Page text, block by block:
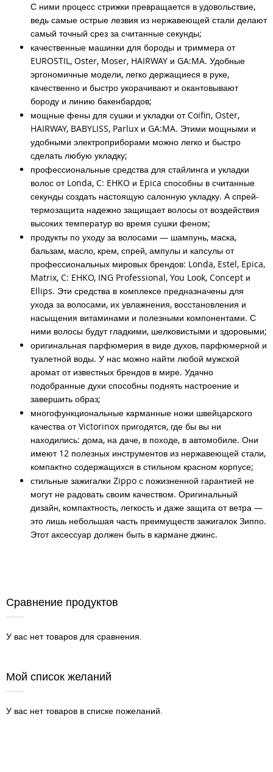
С ними процесс стрижки превращается в удовольствие,
ведь самые острые лезвия из нержавеющей стали делают
самый точный срез за считанные секунды;
качественные машинки для бороды и триммера от
EUROSTIL, Oster, Moser, HAIRWAY и GA:MA. Удобные
эргономичные модели, легко держащиеся в руке,
качественно и быстро укорачивают и окантовывают
бороду и линию бакенбардов;
мощные фены для сушки и укладки от Coifin, Oster,
HAIRWAY, BABYLISS, Parlux и GA:MA. Этими мощными и
удобными электроприборами можно легко и быстро
сделать любую укладку;
профессиональные средства для стайлинга и укладки
волос от Londa, C: EHKO и Epica способны в считанные
секунды создать настоящую салонную укладку. А спрей-
термозащита надежно защищает волосы от воздействия
высоких температур во время сушки феном;
продукты по уходу за волосами — шампунь, маска,
бальзам, масло, крем, спрей, ампулы и капсулы от
профессиональных мировых брендов: Londa, Estel, Epica,
Matrix, C: EHKO, ING Professional, You Look, Concept и
Ellips. Эти средства в комплексе предназначены для
ухода за волосами, их увлажнения, восстановления и
насыщения витаминами и полезными компонентами. С
ними волосы будут гладкими, шелковистыми и здоровыми;
оригинальная парфюмерия в виде духов, парфюмерной и
туалетной воды. У нас можно найти любой мужской
аромат от известных брендов в мире. Удачно
подобранные духи способны поднять настроение и
завершить образ;
многофункциональные карманные ножи швейцарского
качества от Victorinox пригодятся, где бы вы ни
находились: дома, на даче, в походе, в автомобиле. Они
имеют 12 полезных инструментов из нержавеющей стали,
компактно содержащихся в стильном красном корпусе;
стильные зажигалки Zippo с пожизненной гарантией не
могут не радовать своим качеством. Оригинальный
дизайн, компактность, легкость и даже защита от ветра —
это лишь небольшая часть преимуществ зажигалок Зиппо.
Этот аксессуар должен быть в кармане джинс.
Сравнение продуктов
У вас нет товаров для сравнения.
Мой список желаний
У вас нет товаров в списке пожеланий.